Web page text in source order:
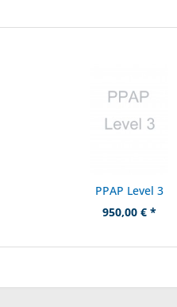
PPAP Level 3
950,00 € *